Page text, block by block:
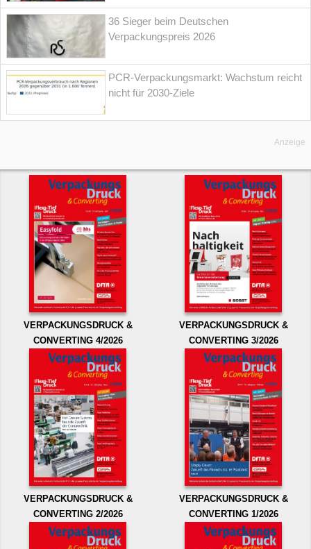
36 Sieger beim Deutschen
Verpackungspreis 2026
PCR-Verpackungsmarkt: Wachstum reicht
nicht für 2030-Ziele
Anzeige
VERPACKUNGSDRUCK &
CONVERTING 4/2026
VERPACKUNGSDRUCK &
CONVERTING 3/2026
VERPACKUNGSDRUCK &
CONVERTING 2/2026
VERPACKUNGSDRUCK &
CONVERTING 1/2026